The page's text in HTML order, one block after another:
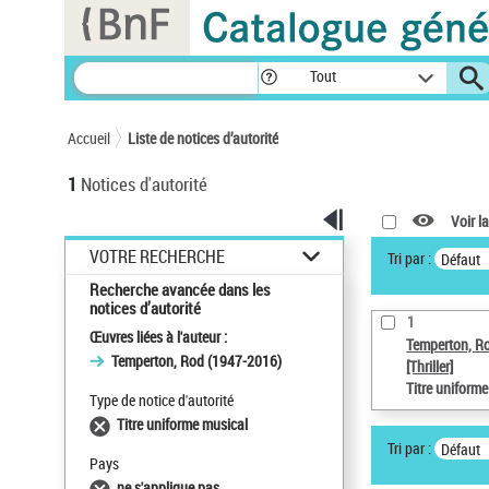
Tout
Accueil Liste de notices d’autorité
1 Notices d'autorité
VOTRE RECHERCHE
Recherche avancée dans les
notices d’autorité
Œuvres liées à l'auteur :
Temperton, Rod (1947-2016)
Type de notice d'autorité
Titre uniforme musical
Pays
Voir
Tri par : Défaut
1
Temperton,
[Thriller]
Titre
Tri par : Défaut
Panneau de gestion des cookies